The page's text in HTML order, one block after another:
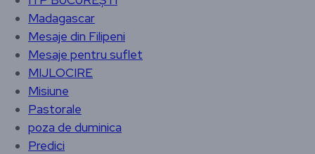
Madagascar
Mesaje din Filipeni
Mesaje pentru suflet
MIJLOCIRE
Misiune
Pastorale
poza de duminica
Predici